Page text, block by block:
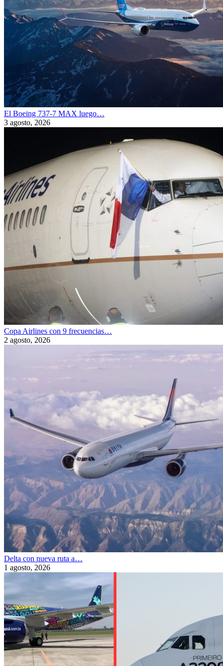
El Boeing 737-7 MAX luego…
3 agosto, 2026
Copa Airlines con 9 frecuencias…
2 agosto, 2026
Delta con nueva ruta a…
1 agosto, 2026